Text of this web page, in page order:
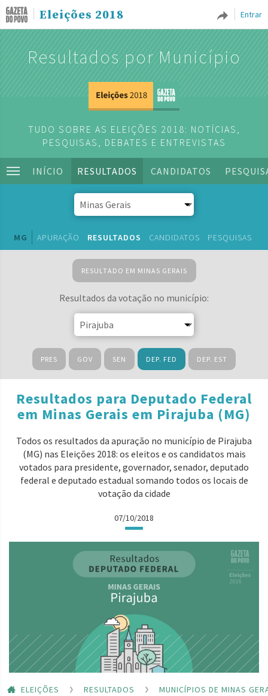
Entrar
Eleições 2018
Resultados por Município
TUDO SOBRE AS ELEIÇÕES 2018: NOTÍCIAS,
PESQUISAS, DEBATES E ENTREVISTAS
INÍCIO RESULTADOS CANDIDATOS
MG APURAÇÃO RESULTADOS CANDIDATOS PESQUISAS
RESULTADO EM MINAS GERAIS
Resultados da votação no município:
PRES GOV SEN DEP. FED DEP. EST
Resultados para Deputado Federal
em Minas Gerais em Pirajuba (MG)
Todos os resultados da apuração no município de Pirajuba
(MG) nas Eleições 2018: os eleitos e os candidatos mais
votados para presidente, governador, senador, deputado
federal e deputado estadual somando todos os locais de
votação da cidade
07/10/2018
ELEIÇÕES RESULTADOS
MUNICÍPIOS DE MINAS